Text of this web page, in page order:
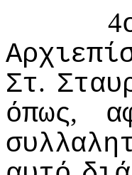
4
Στ.
όπως,